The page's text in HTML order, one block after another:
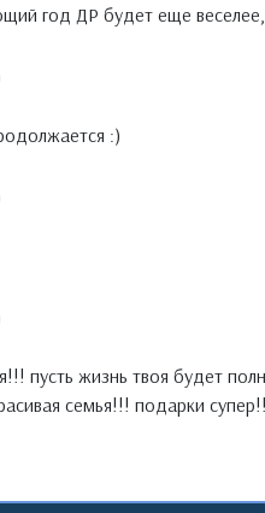
год ДР будет еще
:)
пусть жизнь твоя будет
семья!!! подарки